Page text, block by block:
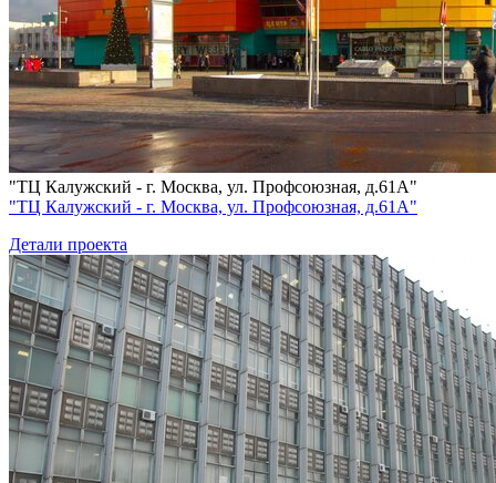
"ТЦ Калужский - г. Москва, ул. Профсоюзная, д.61А"
"ТЦ Калужский - г. Москва, ул. Профсоюзная, д.61А"
Детали проекта